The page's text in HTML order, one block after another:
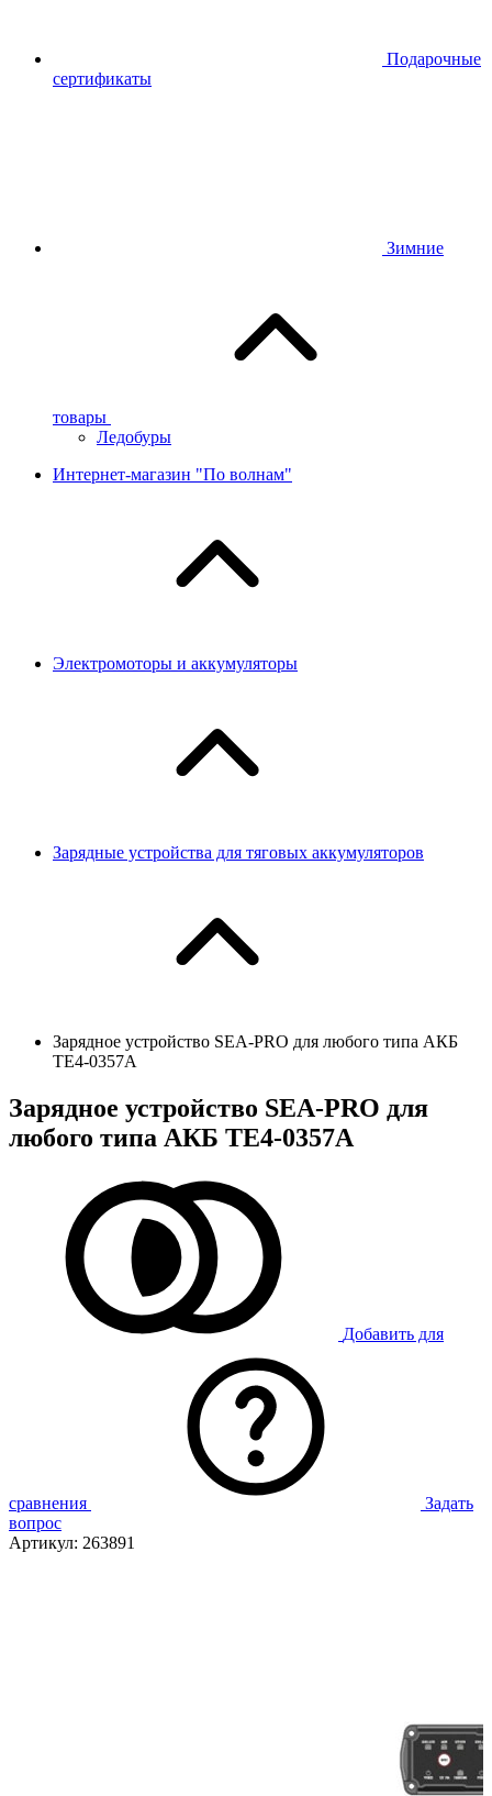
Подарочные
сертификаты
Зимние
товары
Ледобуры
Интернет-магазин "По волнам"
Электромоторы и аккумуляторы
Зарядные устройства для тяговых аккумуляторов
Зарядное устройство SEA-PRO для любого типа АКБ
ТЕ4-0357A
Зарядное устройство SEA-PRO для
любого типа АКБ ТЕ4-0357A
Добавить для
сравнения
Задать
вопрос
Артикул: 263891